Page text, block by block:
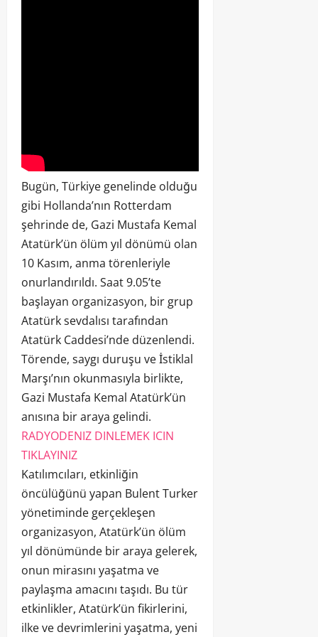
Bugün, Türkiye genelinde olduğu
gibi Hollanda’nın Rotterdam
şehrinde de, Gazi Mustafa Kemal
Atatürk’ün ölüm yıl dönümü olan
10 Kasım, anma törenleriyle
onurlandırıldı. Saat 9.05’te
başlayan organizasyon, bir grup
Atatürk sevdalısı tarafından
Atatürk Caddesi’nde düzenlendi.
Törende, saygı duruşu ve İstiklal
Marşı’nın okunmasıyla birlikte,
Gazi Mustafa Kemal Atatürk’ün
anısına bir araya gelindi.
RADYODENIZ DINLEMEK ICIN
TIKLAYINIZ
Katılımcıları, etkinliğin
öncülüğünü yapan Bulent Turker
yönetiminde gerçekleşen
organizasyon, Atatürk’ün ölüm
yıl dönümünde bir araya gelerek,
onun mirasını yaşatma ve
paylaşma amacını taşıdı. Bu tür
etkinlikler, Atatürk’ün fikirlerini,
ilke ve devrimlerini yaşatma, yeni